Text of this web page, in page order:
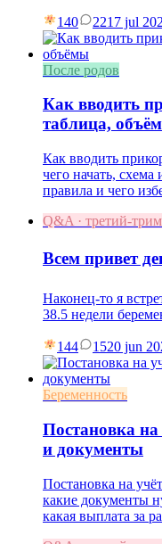
140 2217 jul
После родов
Как вводить
таблица,
Как вводить
чего начать,
правила и чего
Q&A · третий-
Всем привет
Наконец-то я
38.5 недели
144 1520 jun
Беременность
Постановка на
и документы
Постановка на
какие документы
какая выплата за